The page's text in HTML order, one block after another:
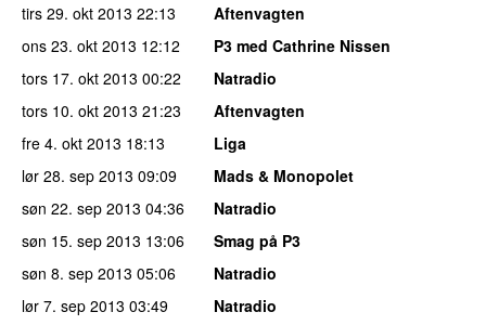
tirs 29. okt 2013 22:13
Aftenvagten
ons 23. okt 2013 12:12
P3 med Cathrine Nissen
tors 17. okt 2013 00:22
Natradio
tors 10. okt 2013 21:23
Aftenvagten
fre 4. okt 2013 18:13
Liga
lør 28. sep 2013 09:09
Mads & Monopolet
søn 22. sep 2013 04:36
Natradio
søn 15. sep 2013 13:06
Smag på P3
søn 8. sep 2013 05:06
Natradio
lør 7. sep 2013 03:49
Natradio